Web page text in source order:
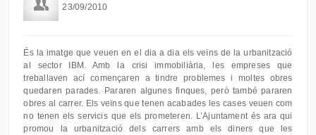
23/09/2010
És la imatge que veuen en el dia a dia els veïns de la urbanització
al sector IBM. Amb la crisi immobiliària, les empreses que
treballaven ací començaren a tindre problemes i moltes obres
quedaren parades. Pararen algunes finques, però també pararen
obres al carrer. Els veïns que tenen acabades les cases veuen com
no tenen els servicis que els prometeren. L’Ajuntament és ara qui
promou la urbanització dels carrers amb els diners que les